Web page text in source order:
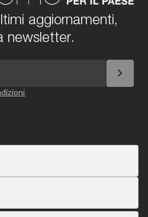
aggiornamenti,
newsletter.
chevron_right